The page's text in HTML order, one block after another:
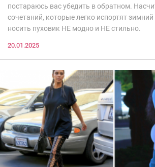
постараюсь вас убедить в обратном.
сочетаний, которые легко испортят
носить пуховик НЕ модно и НЕ стильно.
20.01.2025